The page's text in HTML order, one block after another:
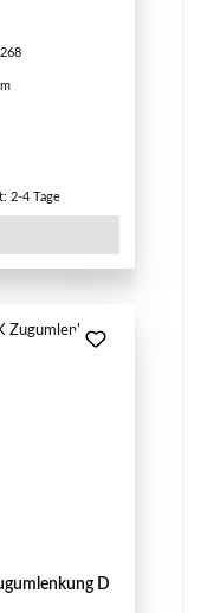
2-4 Tage
D